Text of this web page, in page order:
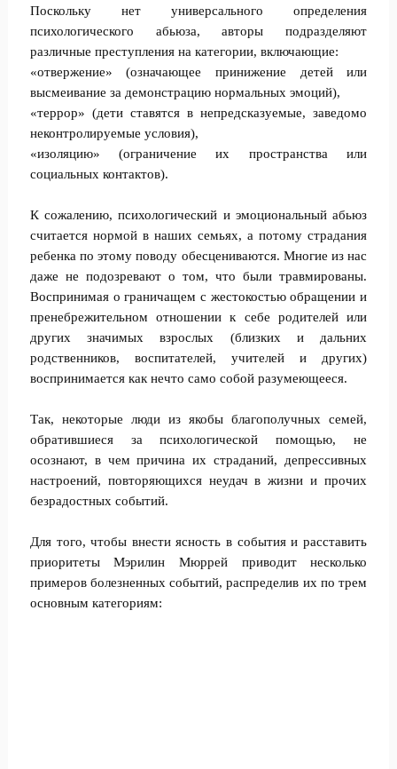
Поскольку нет универсального определения
психологического абьюза, авторы подразделяют
различные преступления на категории, включающие:
«отвержение» (означающее принижение детей или
высмеивание за демонстрацию нормальных эмоций),
«террор» (дети ставятся в непредсказуемые, заведомо
неконтролируемые условия),
«изоляцию» (ограничение их пространства или
социальных контактов).
К сожалению, психологический и эмоциональный абьюз
считается нормой в наших семьях, а потому страдания
ребенка по этому поводу обесцениваются. Многие из нас
даже не подозревают о том, что были травмированы.
Воспринимая о граничащем с жестокостью обращении и
пренебрежительном отношении к себе родителей или
других значимых взрослых (близких и дальних
родственников, воспитателей, учителей и других)
воспринимается как нечто само собой разумеющееся.
Так, некоторые люди из якобы благополучных семей,
обратившиеся за психологической помощью, не
осознают, в чем причина их страданий, депрессивных
настроений, повторяющихся неудач в жизни и прочих
безрадостных событий.
Для того, чтобы внести ясность в события и расставить
приоритеты Мэрилин Мюррей приводит несколько
примеров болезненных событий, распределив их по трем
основным категориям: